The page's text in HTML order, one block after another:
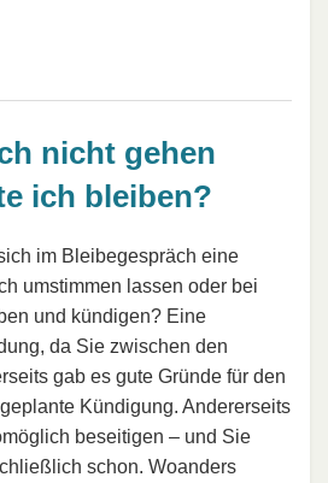
nicht gehen
ich bleiben?
im Bleibegespräch eine
umstimmen lassen oder bei
und kündigen? Eine
da Sie zwischen den
gab es gute Gründe für den
Kündigung. Andererseits
beseitigen – und Sie
schon. Woanders